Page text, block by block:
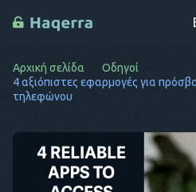
Αρχική σελίδα
Οδηγοί
4 αξιόπιστες εφαρμογές για
τηλεφώνου